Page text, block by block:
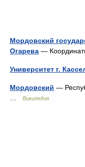
Мордовский
Огарева —
Университет г.
Мордовский —
Википедия